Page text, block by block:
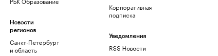
Новости
регионов
Санкт-Петербург
и область
Корпоративная
подписка
Уведомления
RSS Новости